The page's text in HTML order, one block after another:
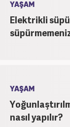
YAŞAM
Elektrikli
YAŞAM
nasıl yapılır?